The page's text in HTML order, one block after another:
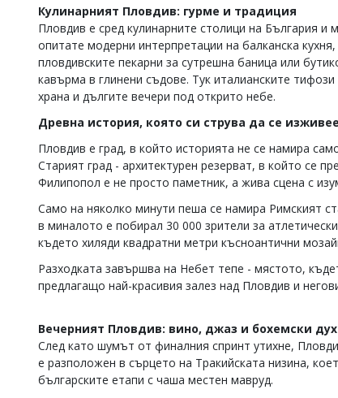
Кулинарният Пловдив: гурме и традиция
Пловдив е сред кулинарните столици на България
опитате модерни интерпретации на балканска
пловдивските пекарни за сутрешна баница или
кавърма в глинени съдове. Тук италианските
храна и дългите вечери под открито небе.
Древна история, която си струва да се изживее
Пловдив е град, в който историята не се намира
Старият град - архитектурен резерват, в който се
Филипопол е не просто паметник, а жива сцена с
Само на няколко минути пеша се намира Римският
в миналото е побирал 30 000 зрители за
където хиляди квадратни метри късноантични
Разходката завършва на Небет тепе - мястото,
предлагащо най-красивия залез над Пловдив и
Вечерният Пловдив: вино, джаз и бохемски дух
След като шумът от финалния спринт утихне,
е разположен в сърцето на Тракийската низина,
българските етапи с чаша местен мавруд.